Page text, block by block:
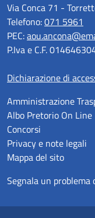
Via Conca 71 -
Telefono:071 5961
PEC:
P.Iva e C.F.
Dichiarazione di
Amministrazione
Albo Pretorio On Line
Concorsi
Privacy e note legali
Mappa del sito
Segnala un